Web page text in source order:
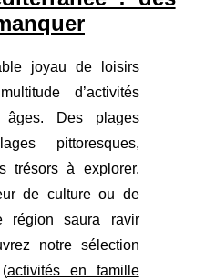
joyau de loisirs
d’activités
Des plages
pittoresques,
trésors à explorer.
de culture ou de
région saura ravir
notre sélection
activités en famille